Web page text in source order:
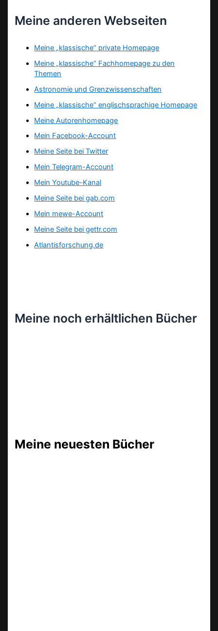
Meine anderen Webseiten
Meine „klassische“ private Homepage
Meine „klassische“ Fachhomepage zu den
Themen
Astronomie und Grenzwissenschaften
Meine „klassische“ englischsprachige Homepage
Meine Autorenhomepage
Mein Facebook-Account
Meine Seite bei Twitter
Mein Telegram-Account
Mein Youtube-Kanal
Meine Seite bei gab.com
Mein mewe-Account
Meine Seite bei gettr.com
Atlantisforschung.de
Meine noch erhältlichen Bücher
Meine neuesten Bücher